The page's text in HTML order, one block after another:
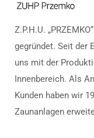
Z.P.H.U.
gegründet. Seit der
uns mit der
Innenbereich. Als
Kunden haben wir
Zaunanlagen